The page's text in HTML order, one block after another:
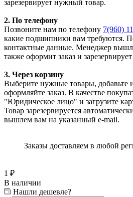
зарезервирует нужный товар.
2. По телефону
Позвоните нам по телефону 7(960)
какие подшипники вам требуются.
контактные данные. Менеджер
также оформит заказ и
3. Через корзину
Выберите нужные товары, добавьте
оформляйте заказ. В качестве
"Юридическое лицо" и загрузите
Товар зарезервируется
вышлем вам на указанный e-mail.
Заказы доставляем в любой
1 ₽
В наличии
Нашли дешевле?